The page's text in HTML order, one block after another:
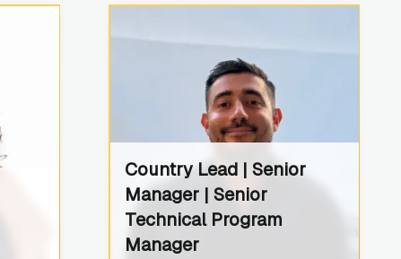
Country Lead | Senior
Manager | Senior
Technical Program
Manager